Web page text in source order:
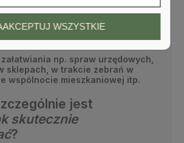
z klientami i kontrahentami, aby
w rozmowach i utrzymywać
np. spraw urzędowych,
sklepach, w trakcie zebrań w
wspólnocie mieszkaniowej itp.
jest
skutecznie
?
WSZYSTKIE